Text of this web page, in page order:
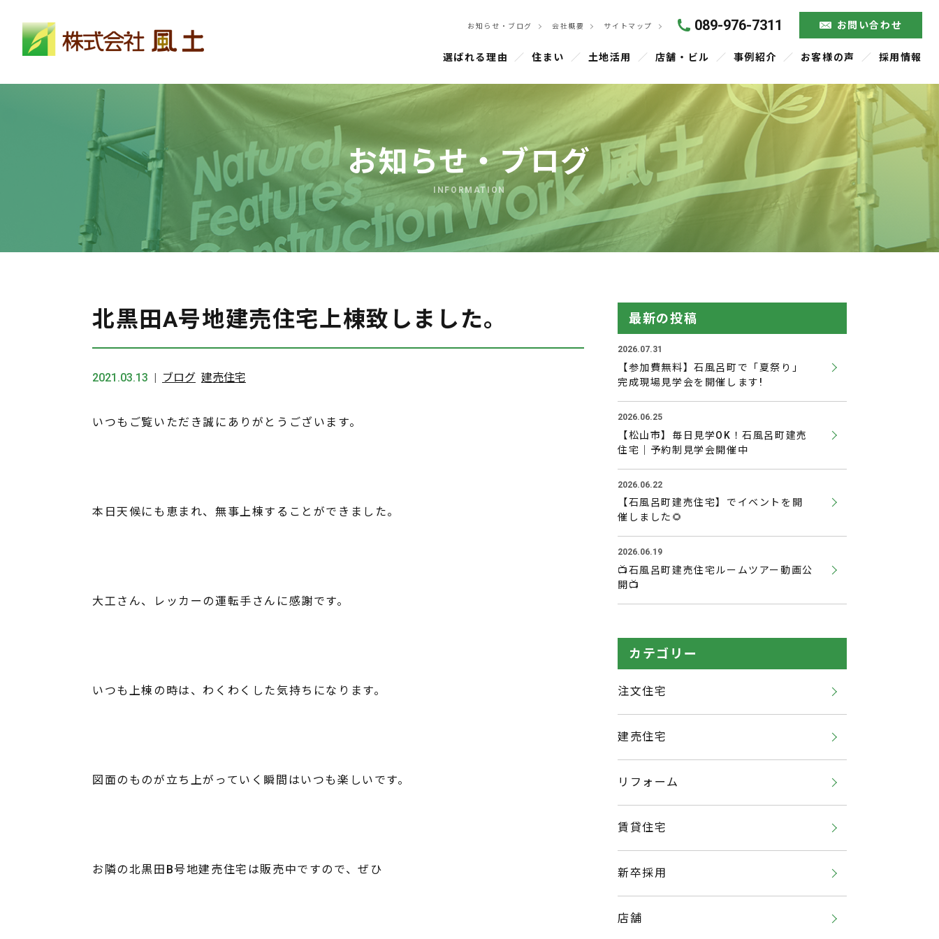
選ばれる理由 住まい 土地活用 店舗・ビル 事例紹介 お客様の声 採用情報
お知らせ・ブログ 会社概要 サイトマップ 089-976-7311 お問い合わせ
お知らせ・ブログ
INFORMATION
北黒田A号地建売住宅上棟致しました。
2021.03.13 ブログ 建売住宅
いつもご覧いただき誠にありがとうございます。
本日天候にも恵まれ、無事上棟することができました。
大工さん、レッカーの運転手さんに感謝です。
いつも上棟の時は、わくわくした気持ちになります。
図面のものが立ち上がっていく瞬間はいつも楽しいです。
お隣の北黒田B号地建売住宅は販売中ですので、ぜひ
最新の投稿
2026.07.31
【参加費無料】石風呂町で「夏祭り」
完成現場見学会を開催します!
2026.06.25
【松山市】毎日見学OK！石風呂町建売
住宅｜予約制見学会開催中
2026.06.22
【石風呂町建売住宅】でイベントを開
催しました🌻
2026.06.19
📺石風呂町建売住宅ルームツアー動画公
開📺
カテゴリー
注文住宅
建売住宅
リフォーム
賃貸住宅
新卒採用
店舗